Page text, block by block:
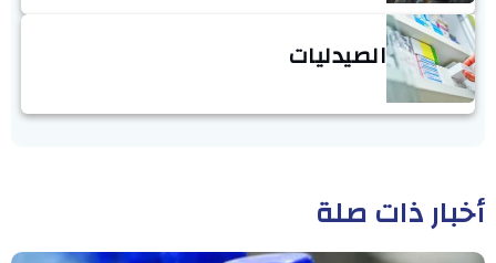
الصيدليات
أخبار ذات صلة